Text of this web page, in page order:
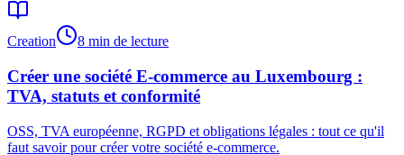
Creation 8 min de lecture
Créer une société E-commerce au Luxembourg :
TVA, statuts et conformité
OSS, TVA européenne, RGPD et obligations légales : tout ce qu'il
faut savoir pour créer votre société e-commerce.